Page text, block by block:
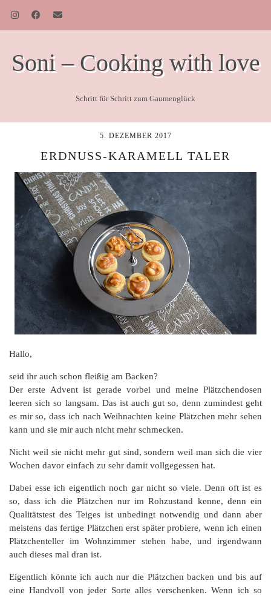
Soni – Cooking with love
Schritt für Schritt zum Gaumenglück
5. DEZEMBER 2017
ERDNUSS-KARAMELL TALER
Hallo,
seid ihr auch schon fleißig am Backen?
Der erste Advent ist gerade vorbei und meine Plätzchendosen
leeren sich so langsam. Das ist auch gut so, denn zumindest geht
es mir so, dass ich nach Weihnachten keine Plätzchen mehr sehen
kann und sie mir auch nicht mehr schmecken.
Nicht weil sie nicht mehr gut sind, sondern weil man sich die vier
Wochen davor einfach zu sehr damit vollgegessen hat.
Dabei esse ich eigentlich noch gar nicht so viele. Denn oft ist es
so, dass ich die Plätzchen nur im Rohzustand kenne, denn ein
Qualitätstest des Teiges ist unbedingt notwendig und dann aber
meistens das fertige Plätzchen erst später probiere, wenn ich einen
Plätzchenteller im Wohnzimmer stehen habe, und irgendwann
auch dieses mal dran ist.
Eigentlich könnte ich auch nur die Plätzchen backen und bis auf
eine Handvoll von jeder Sorte alles verschenken. Wenn ich so